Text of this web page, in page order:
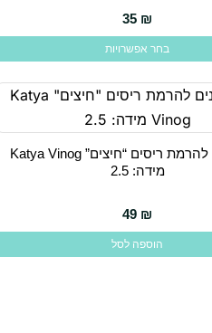
35 ₪
בחר אפשרויות
סיליקונים להרמת ריסים “חיצים” Katya Vinog
מידה: 2.5
49 ₪
הוספה לסל